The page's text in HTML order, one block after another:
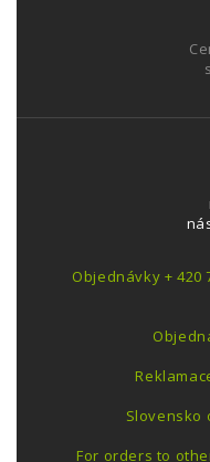
Objednávky + 420
Slovensko
For orders to